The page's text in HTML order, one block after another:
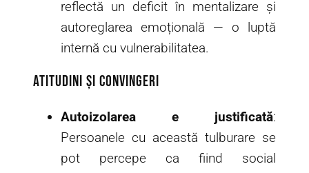
reflectă un deficit în mentalizare și
autoreglarea emoțională — o luptă
internă cu vulnerabilitatea.
Atitudini și convingeri
Autoizolarea e justificată:
Persoanele cu această tulburare se
pot percepe ca fiind social